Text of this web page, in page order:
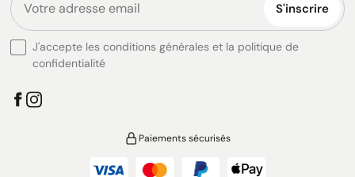
S'inscrire
J'accepte les conditions générales et la politique de
confidentialité
Paiements sécurisés